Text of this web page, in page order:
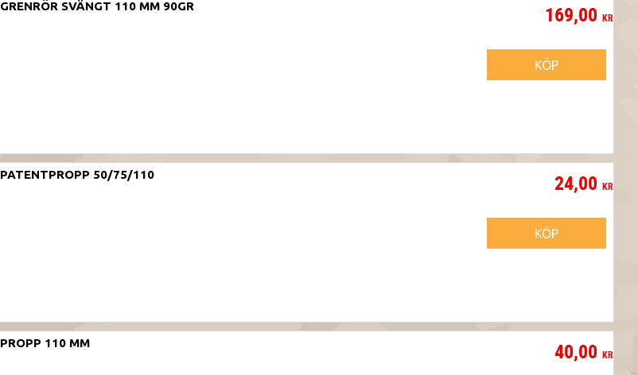
GRENRÖR SVÄNGT 110 MM 90GR 169,00 KR
KÖP
PATENTPROPP 50/75/110 24,00 KR
KÖP
PROPP 110 MM 40,00 KR